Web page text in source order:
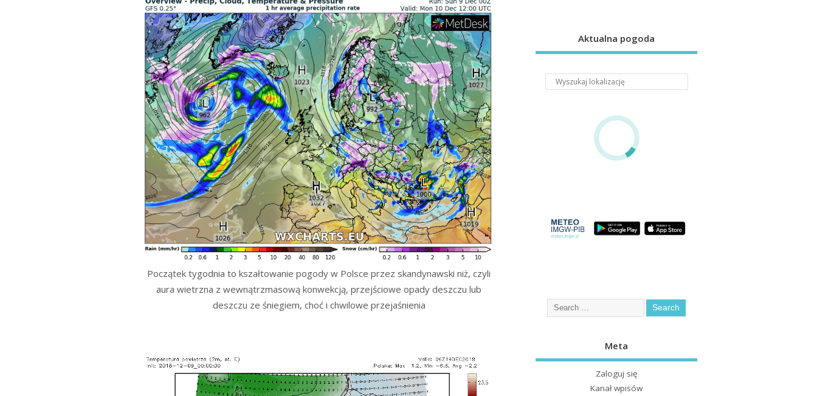
Początek tygodnia to kszałtowanie pogody w Polsce przez skandynawski niż, czyli
aura wietrzna z wewnątrzmasową konwekcją, przejściowe opady deszczu lub
deszczu ze śniegiem, choć i chwilowe przejaśnienia
Aktualna pogoda
Meta
Zaloguj się
Kanał wpisów